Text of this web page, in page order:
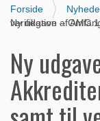
Forside
Ny udgave af AMC 15 om Akkreditering til
Ny